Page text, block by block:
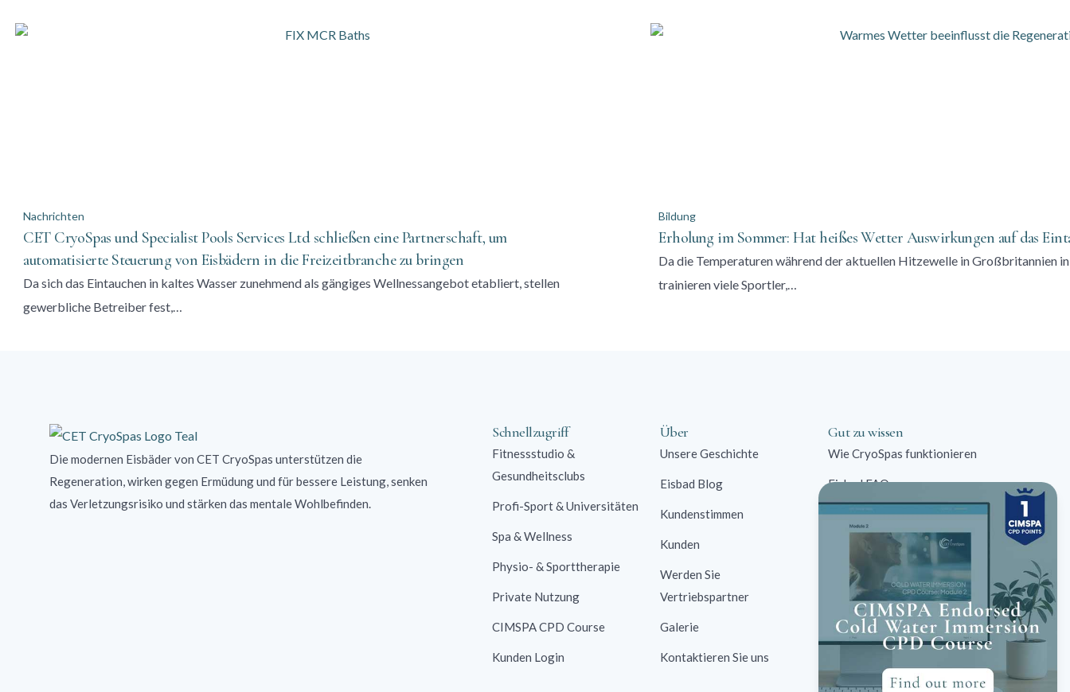
Nachrichten
CET CryoSpas und Specialist Pools Services Ltd schließen eine Partnerschaft, um
automatisierte Steuerung von Eisbädern in die Freizeitbranche zu bringen
Da sich das Eintauchen in kaltes Wasser zunehmend als gängiges Wellnessangebot etabliert, stellen
gewerbliche Betreiber fest,…
Bildung
Erholung im Sommer: Hat heißes Wetter Auswirkungen auf das
Da die Temperaturen während der aktuellen Hitzewelle in Großbritannien
trainieren viele Sportler,…
Die modernen Eisbäder von CET CryoSpas unterstützen die
Regeneration, wirken gegen Ermüdung und für bessere Leistung, senken
das Verletzungsrisiko und stärken das mentale Wohlbefinden.
Schnellzugriff
Fitnessstudio &
Gesundheitsclubs
Profi-Sport & Universitäten
Spa & Wellness
Physio- & Sporttherapie
Private Nutzung
CIMSPA CPD Course
Kunden Login
Über
Unsere Geschichte
Eisbad Blog
Kundenstimmen
Kunden
Werden Sie
Vertriebspartner
Galerie
Kontaktieren Sie uns
Gut zu wissen
Wie CryoSpas funktionieren
Eisbad FAQ
Kommerzielle Lösungen
Kontraindikationen
Eisbad Fallstudien
Eisbad Forschung